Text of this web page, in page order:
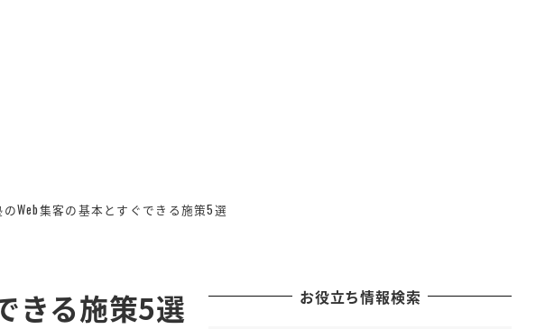
のWeb集客の基本とすぐできる施策5選
きる施策5選 お役立ち情報検索